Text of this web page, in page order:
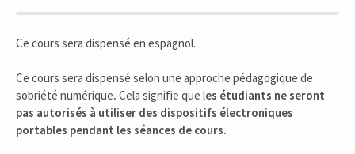
Ce cours sera dispensé en espagnol.
Ce cours sera dispensé selon une approche pédagogique de
sobriété numérique. Cela signifie que les étudiants ne seront
pas autorisés à utiliser des dispositifs électroniques
portables pendant les séances de cours.